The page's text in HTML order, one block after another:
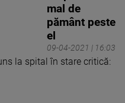
09-04-2021 | 16:03
mal de
pământ peste
el
la spital în stare critică: